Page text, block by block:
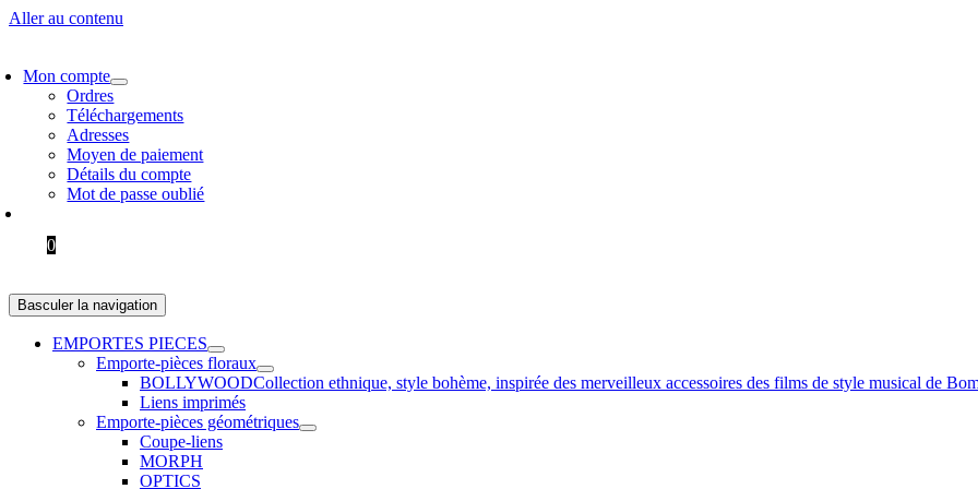
Aller au contenu
Mon compte
Ordres
Téléchargements
Adresses
Moyen de paiement
Détails du compte
Mot de passe oublié
0
Basculer la navigation
EMPORTES PIECES
Emporte-pièces floraux
BOLLYWOODCollection ethnique, style bohème, inspirée des merveilleux accessoires des films de style musical de
Liens imprimés
Emporte-pièces géométriques
Coupe-liens
MORPH
OPTICS